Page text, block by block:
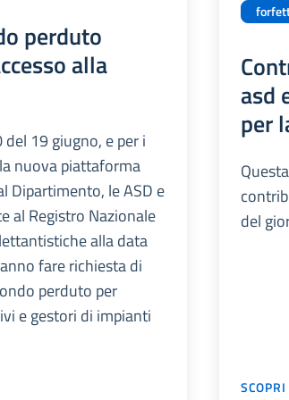
perduto
alla
19 giugno, e per i
nuova piattaforma
Dipartimento, le ASD e
al Registro Nazionale
alla data
fare richiesta di
perduto per
e gestori di impianti
asd
per
del